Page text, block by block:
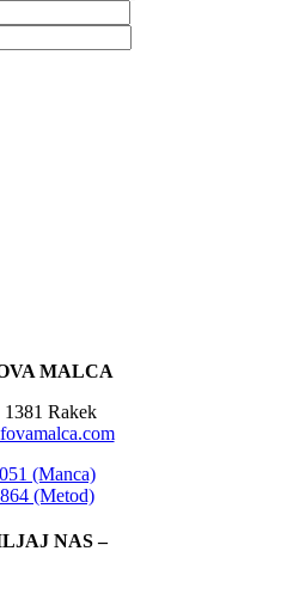
MALCA
Rakek
(Manca)
(Metod)
NAS –